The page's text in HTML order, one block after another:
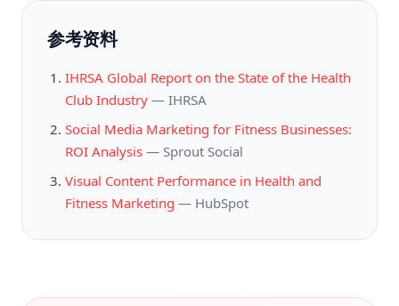
参考资料
IHRSA Global Report on the State of the Health
Club Industry — IHRSA
Social Media Marketing for Fitness Businesses:
ROI Analysis — Sprout Social
Visual Content Performance in Health and
Fitness Marketing — HubSpot